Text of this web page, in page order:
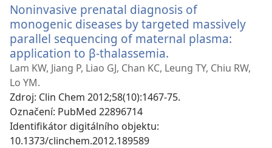
Noninvasive prenatal diagnosis of
monogenic diseases by targeted massively
parallel sequencing of maternal plasma:
application to β-thalassemia.
nové
Lam KW, Jiang P, Liao GJ, Chan KC, Leung TY, Chiu RW,
Lo YM.
Zdroj‎: Clin Chem 2012;58(10):1467-75.
Označení‎: PubMed 22896714
Identifikátor digitálního objektu‎:
10.1373/clinchem.2012.189589